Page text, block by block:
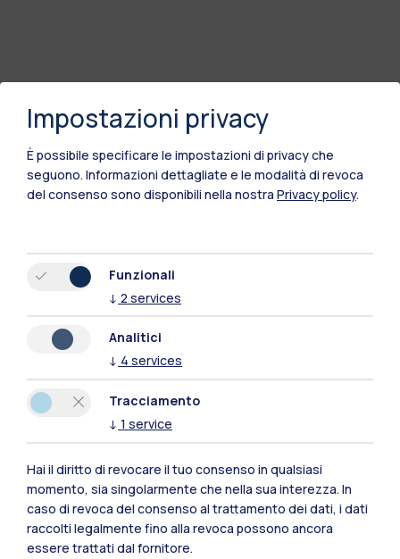
Polimi Community
Tutti i siti dell’ecosistema
Impostazioni privacy
È possibile specificare le impostazioni di privacy che
seguono. Informazioni dettagliate e le modalità di revoca
del consenso sono disponibili nella nostra Privacy policy.
Funzionali
↓ 2 services
Analitici
↓ 4 services
Tracciamento
↓ 1 service
Hai il diritto di revocare il tuo consenso in qualsiasi
momento, sia singolarmente che nella sua interezza. In
caso di revoca del consenso al trattamento dei dati, i dati
raccolti legalmente fino alla revoca possono ancora
essere trattati dal fornitore.